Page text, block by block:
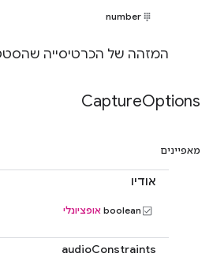
number
המזהה של הכרטיסייה
CaptureOptions
מאפיינים
אודיו
boolean אופציונלי
audioConstraints